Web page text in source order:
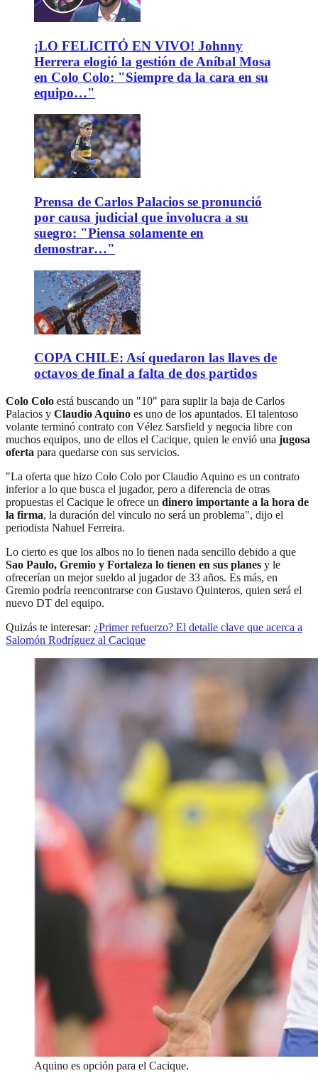
¡LO FELICITÓ EN VIVO! Johnny
Herrera elogió la gestión de Aníbal Mosa
en Colo Colo: "Siempre da la cara en su
equipo…"
Prensa de Carlos Palacios se pronunció
por causa judicial que involucra a su
suegro: "Piensa solamente en
demostrar…"
COPA CHILE: Así quedaron las llaves de
octavos de final a falta de dos partidos
Colo Colo está buscando un "10" para suplir la baja de Carlos
Palacios y Claudio Aquino es uno de los apuntados. El talentoso
volante terminó contrato con Vélez Sarsfield y negocia libre con
muchos equipos, uno de ellos el Cacique, quien le envió una jugosa
oferta para quedarse con sus servicios.
"La oferta que hizo Colo Colo por Claudio Aquino es un contrato
inferior a lo que busca el jugador, pero a diferencia de otras
propuestas el Cacique le ofrece un dinero importante a la hora de
la firma, la duración del vinculo no será un problema", dijo el
periodista Nahuel Ferreira.
Lo cierto es que los albos no lo tienen nada sencillo debido a que
Sao Paulo, Gremio y Fortaleza lo tienen en sus planes y le
ofrecerían un mejor sueldo al jugador de 33 años. Es más, en
Gremio podría reencontrarse con Gustavo Quinteros, quien será el
nuevo DT del equipo.
Quizás te interesar: ¿Primer refuerzo? El detalle clave que acerca a
Salomón Rodríguez al Cacique
Aquino es opción para el Cacique.